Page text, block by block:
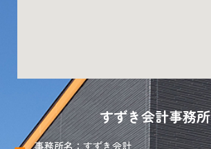
すずき会計事務所
事務所名：すずき会計